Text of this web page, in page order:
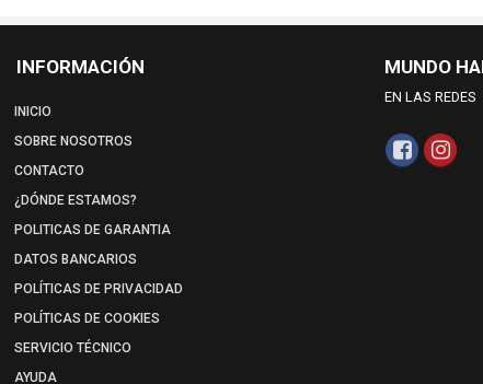
INFORMACIÓN
INICIO
SOBRE NOSOTROS
CONTACTO
¿DÓNDE ESTAMOS?
POLITICAS DE GARANTIA
DATOS BANCARIOS
POLÍTICAS DE PRIVACIDAD
POLÍTICAS DE COOKIES
SERVICIO TÉCNICO
AYUDA
MUNDO
EN LAS REDES